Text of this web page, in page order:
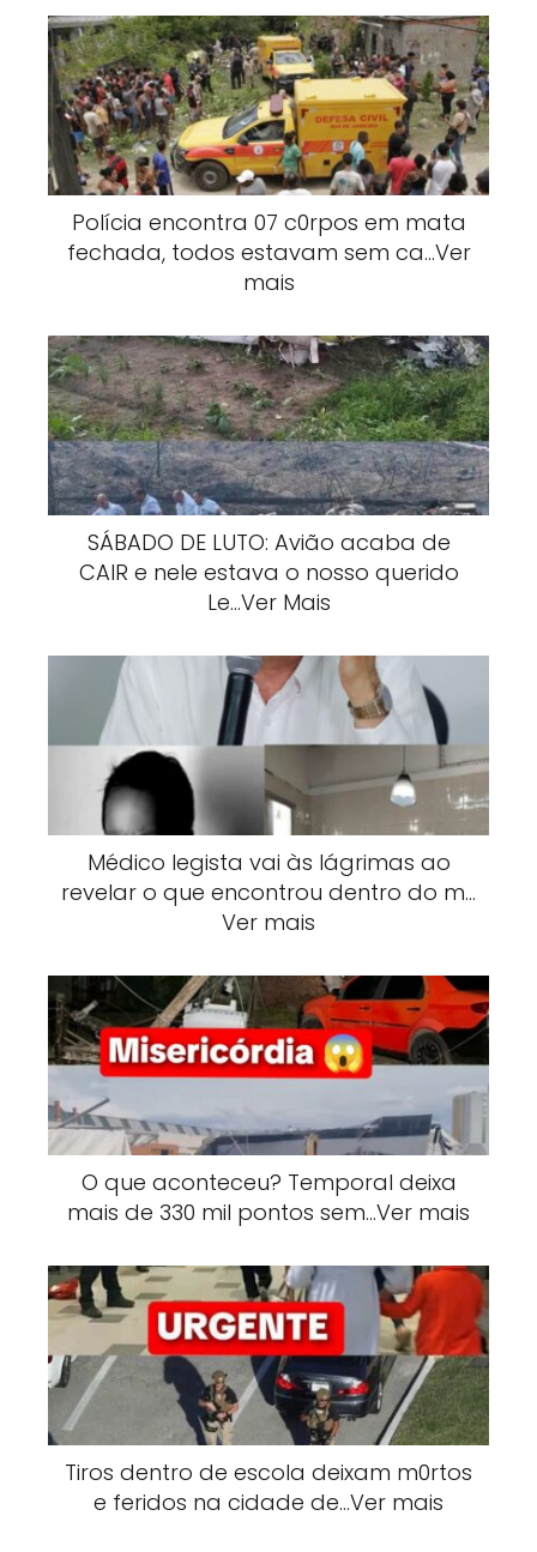
Polícia encontra 07 c0rpos em mata
fechada, todos estavam sem ca…Ver
mais
SÁBADO DE LUTO: Avião acaba de
CAIR e nele estava o nosso querido
Le…Ver Mais
Médico legista vai às lágrimas ao
revelar o que encontrou dentro do m…
Ver mais
O que aconteceu? Temporal deixa
mais de 330 mil pontos sem…Ver mais
Tiros dentro de escola deixam m0rtos
e feridos na cidade de…Ver mais